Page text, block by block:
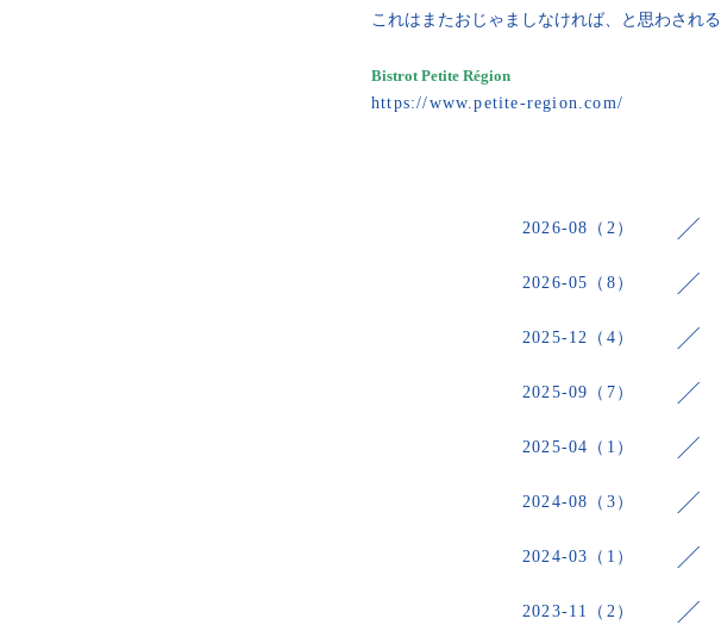
これはまたおじゃましなければ、と思わされる
Bistrot Petite Région
https://www.petite-region.com/
2026-08（2）
2026-05（8）
2025-12（4）
2025-09（7）
2025-04（1）
2024-08（3）
2024-03（1）
2023-11（2）